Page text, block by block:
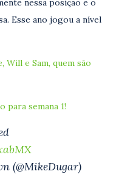
nessa posição e o
Esse ano jogou a nível
Will e Sam, quem são
para semana 1!
(@MikeDugar)